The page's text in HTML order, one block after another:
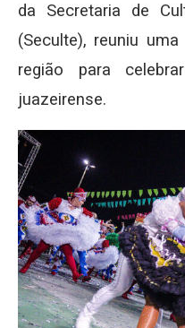
da Secretaria de
(Seculte), reuniu
região para
juazeirense.